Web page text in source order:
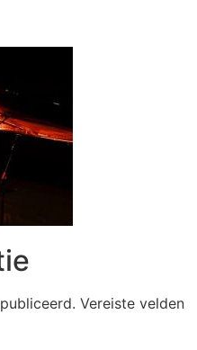
Vereiste velden